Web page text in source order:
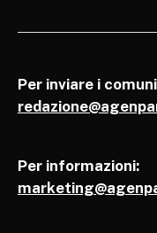
Per inviare i
Per informazioni: